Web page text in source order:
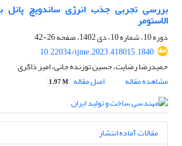
بررسی تجربی جذب انرژی ساندویچ ‌پانل
الاستومر
دوره 10، شماره 10، دی 1402، صفحه
26-42
10.22034/ijme.2023.418015.1840
حمیدرضا رضایت، حسین توزنده جانی، امیر ذاکری
مشاهده مقاله
اصل مقاله 1.97 M
مقالات آماده انتشار